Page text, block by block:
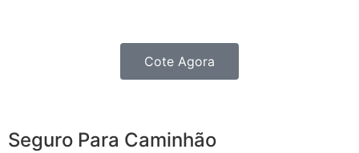
Cote Agora
Seguro Para Caminhão